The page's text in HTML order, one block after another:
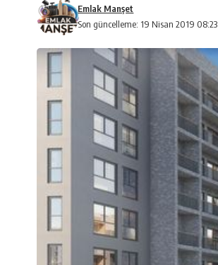
Son güncelleme: 19 Nisan 2019 08:23
Emlak Manşet